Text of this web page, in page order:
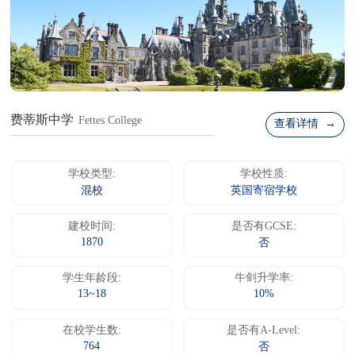
费蒂斯中学 Fettes College 查看详情 →
学校类型:
混校
学校性质:
英国寄宿学校
建校时间:
1870
是否有GCSE:
否
学生年龄段:
13~18
牛剑升学率:
10%
在校学生数:
764
是否有A-Level:
否